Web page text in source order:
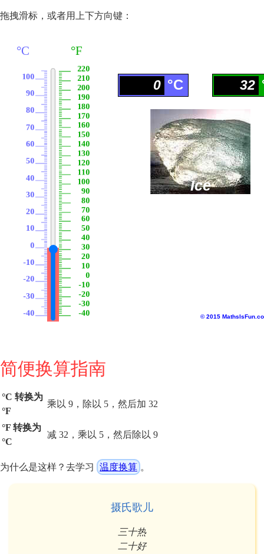
拖拽滑标，或者用上下方向键：
°C °F
0 °C 32
Ice
© 2015
简便换算指南
°C 转换为
°F
乘以 9，除以 5，然后加 32
°F 转换为
°C
减 32，乘以 5，然后除以 9
为什么是这样？去学习 温度换算 。
摄氏歌儿
三十热
二十好